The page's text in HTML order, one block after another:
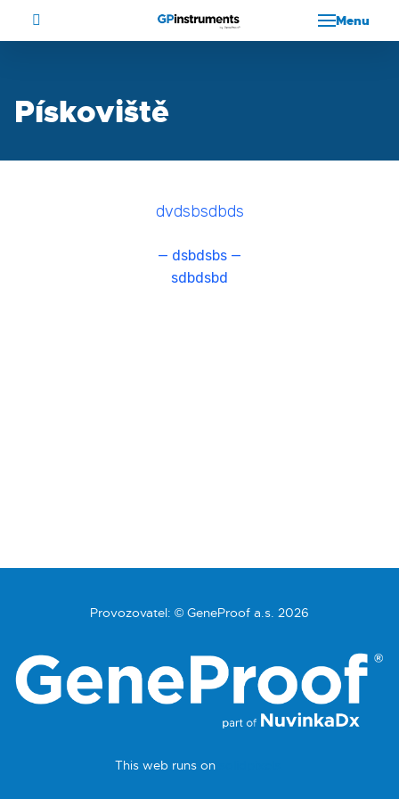
Menu
Pískoviště
dvdsbsdbds
— dsbdsbs —
sdbdsbd
Provozovatel: © GeneProof a.s. 2026
This web runs on